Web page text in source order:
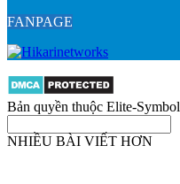
FANPAGE
Bản quyền thuộc Elite-Symbol
NHIỀU BÀI VIẾT HƠN